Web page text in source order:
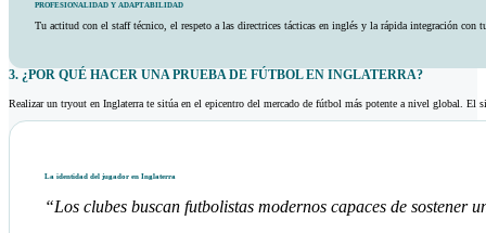
PROFESIONALIDAD Y ADAPTABILIDAD
Tu actitud con el staff técnico, el respeto a las directrices tácticas en inglés y la rápida integración con
3. ¿POR QUÉ HACER UNA PRUEBA DE FÚTBOL EN INGLATERRA?
Realizar un tryout en Inglaterra te sitúa en el epicentro del mercado de fútbol más potente a nivel global.
La identidad del jugador en Inglaterra
“Los clubes buscan futbolistas modernos capaces de sostener